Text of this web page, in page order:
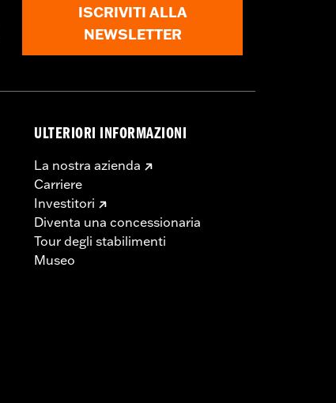
ISCRIVITI ALLA
NEWSLETTER
ULTERIORI INFORMAZIONI
La nostra azienda
Carriere
Investitori
Diventa una concessionaria
Tour degli stabilimenti
Museo